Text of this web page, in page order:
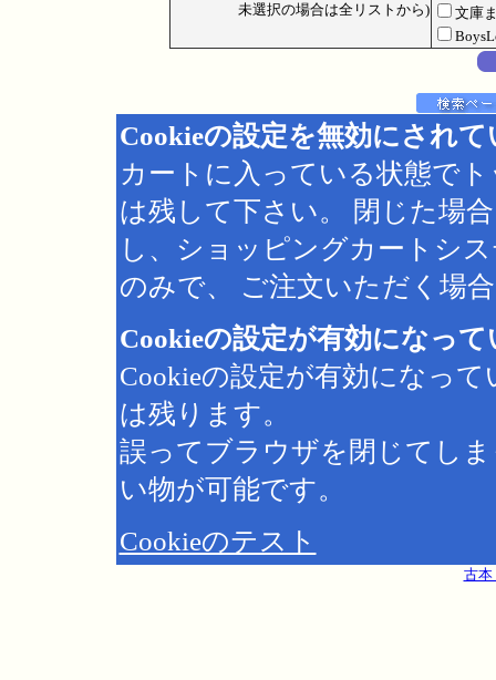
未選択の場合は全リストから)
文庫
Cookieの設定を無効にされ
カートに入っている状態で
は残して下さい。 閉じた場
し、ショッピングカートシ
のみで、 ご注文いただく場
Cookieの設定が有効になっ
Cookieの設定が有効になっ
は残ります。
誤ってブラウザを閉じてし
い物が可能です。
Cookieのテスト
古本